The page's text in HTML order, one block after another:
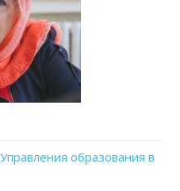
образования в